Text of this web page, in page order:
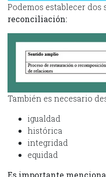
Podemos establecer
reconciliación:
También es necesario
igualdad
histórica
integridad
equidad
Es importante